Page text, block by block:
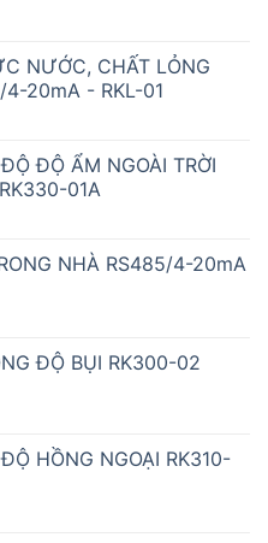
NƯỚC, CHẤT LỎNG
20mA - RKL-01
ĐỘ ẨM NGOÀI TRỜI
01A
NHÀ RS485/4-20mA
ĐỘ BỤI RK300-02
HỒNG NGOẠI RK310-